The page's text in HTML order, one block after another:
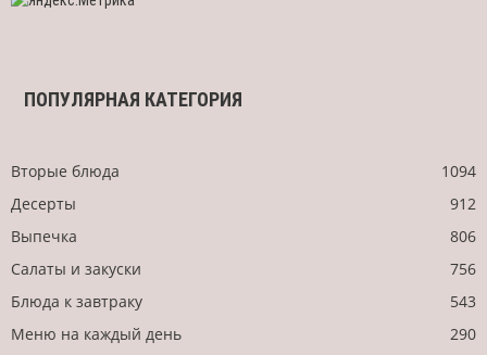
ПОПУЛЯРНАЯ КАТЕГОРИЯ
Вторые блюда
1094
Десерты
912
Выпечка
806
Салаты и закуски
756
Блюда к завтраку
543
Меню на каждый день
290